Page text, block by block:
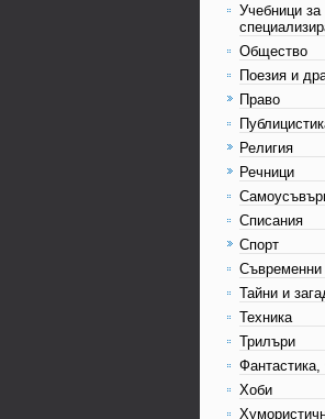
Учебници за
Общество
Поезия и
Право
Религия
Речници
Списания
Спорт
Съвременни
Тайни и
Техника
Трилъри
Хоби